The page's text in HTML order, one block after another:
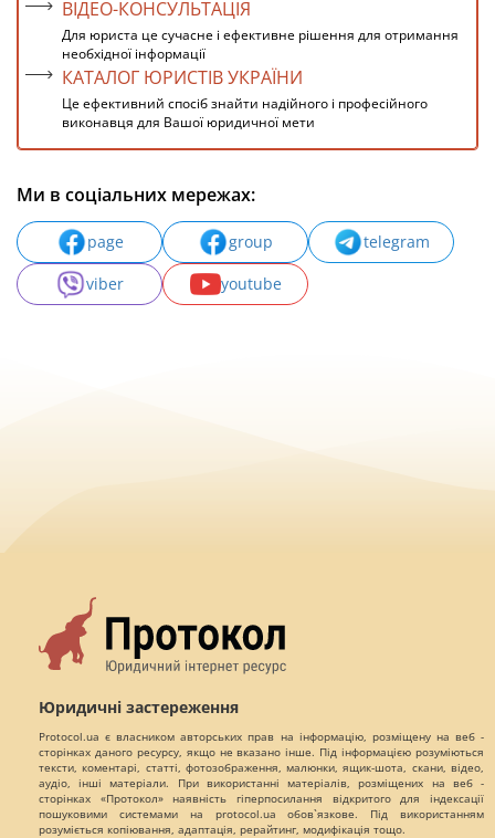
ВІДЕО-КОНСУЛЬТАЦІЯ
Для юриста це сучасне і ефективне рішення для отримання
необхідної інформації
КАТАЛОГ ЮРИСТІВ УКРАЇНИ
Це ефективний спосіб знайти надійного і професійного
виконавця для Вашої юридичної мети
Ми в соціальних мережах:
page group
telegram
viber
youtube
Юридичні застереження
Protocol.ua є власником авторських прав на інформацію, розміщену на веб -
сторінках даного ресурсу, якщо не вказано інше. Під інформацією розуміються
тексти, коментарі, статті, фотозображення, малюнки, ящик-шота, скани, відео,
аудіо, інші матеріали. При використанні матеріалів, розміщених на веб -
сторінках «Протокол» наявність гіперпосилання відкритого для індексації
пошуковими системами на protocol.ua обов`язкове. Під використанням
розуміється копіювання, адаптація, рерайтинг, модифікація тощо.